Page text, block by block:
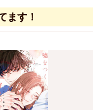
ます！